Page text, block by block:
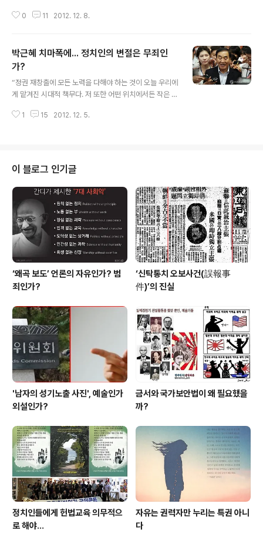
있는 고품질 교육으로 가난의 대물림을 끊겠다.’ ‘서민들의
줄여 ‘학교만족 두 배, 사교육 절반’으로 줄이겠다‘ ‘학교 교
육만 받으면 누구나 원하는 대학에 갈 수 있도록 하겠다’ 이
러한 나라를 만들기 위해 「학교만족 두 배, 사교육 절반」프
로젝트를 도입, 학교 교육의 질을 획기적으로 높여 사교육
만들어 놓겠다. 이명박대통령의 후보시절 내놓은 교육분야
0 11 2012. 12. 8.
박근혜 치마폭에... 정치인의 변절은 무죄인
가?
“정권 재창출에 모든 노력을 다해야 하는 것이 오늘 우리에
게 맡겨진 시대적 책무다. 저 또한 어떤 위치에서든 작은 힘
흐름이 중단되지 않는다. 지도자를 잘못 선택해 실패한 과
6·3 항쟁에 참가했다가 재적을 당하기도 하고, 함석헌, 계
훈제, 김수환 추기경 등을 모시고 민주수호국민협의회(민
수협)를 결성하기도 했던 사람. 박정희, 전두환, 노태우 정
권을 거치면서 긴급조치 9호 위반 등으로 30년간 5번이나
투옥을 당하기도 했던 사람이 이재오다. 김영삼 대통령에
의해 신한국당에 영입되면서 15..
1 15 2012. 12. 5.
이 블로그 인기글
‘왜곡 보도’ 언론의 자유인가? 범
죄인가?
‘신탁통치 오보사건(誤報事
件)’의 진실
'남자의 성기노출 사진', 예술인가
외설인가?
금서와 국가보안법이 왜 필요했을
까?
정치인들에게 헌법교육 의무적으
로 해야…
자유는 권력자만 누리는 특권 아니
다